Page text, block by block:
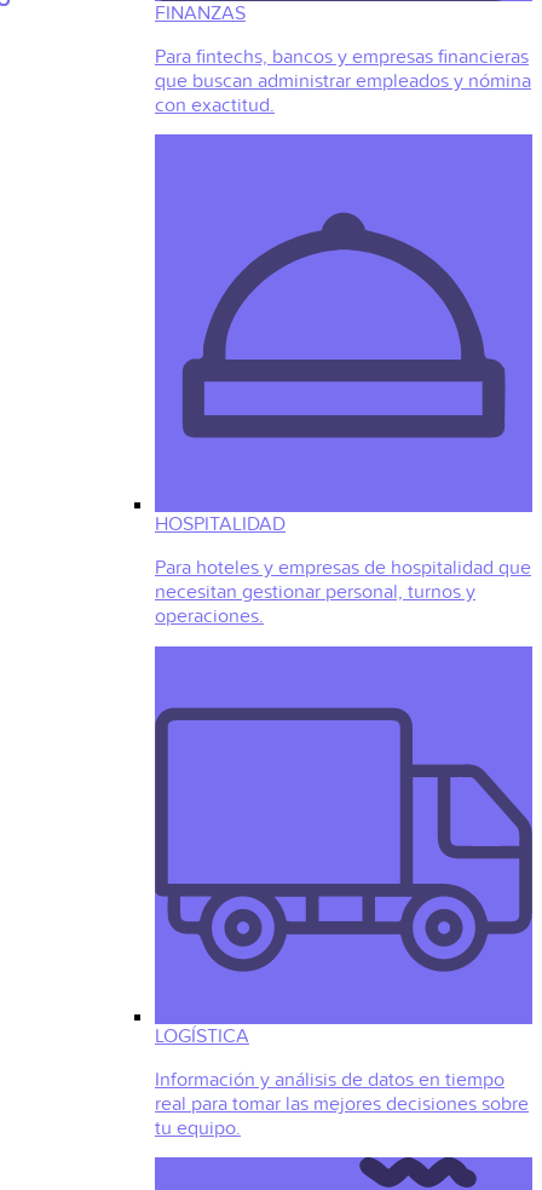
FINANZAS
Para fintechs, bancos y empresas financieras
que buscan administrar empleados y nómina
con exactitud.
HOSPITALIDAD
Para hoteles y empresas de hospitalidad que
necesitan gestionar personal, turnos y
operaciones.
LOGÍSTICA
Información y análisis de datos en tiempo
real para tomar las mejores decisiones sobre
tu equipo.